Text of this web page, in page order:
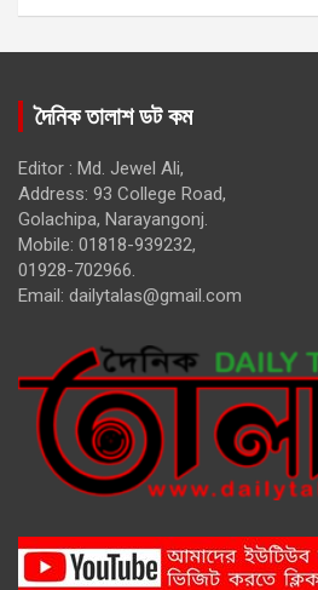
দৈনিক তালাশ ডট কম
Editor : Md. Jewel Ali,
Address: 93 College Road,
Golachipa, Narayangonj.
Mobile: 01818-939232,
01928-702966.
Email: dailytalas@gmail.com